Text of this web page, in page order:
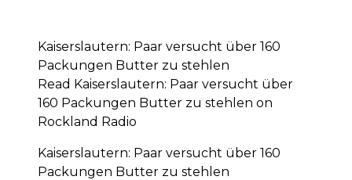
Kaiserslautern: Paar versucht über 160
Packungen Butter zu stehlen
Read Kaiserslautern: Paar versucht über
160 Packungen Butter zu stehlen on
Rockland Radio
Kaiserslautern: Paar versucht über 160
Packungen Butter zu stehlen